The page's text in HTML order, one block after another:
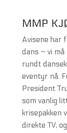
MMP
Avisene har
dans – vi
rundt
eventyr nå.
President
som vanlig
krisepakken
direkte TV,